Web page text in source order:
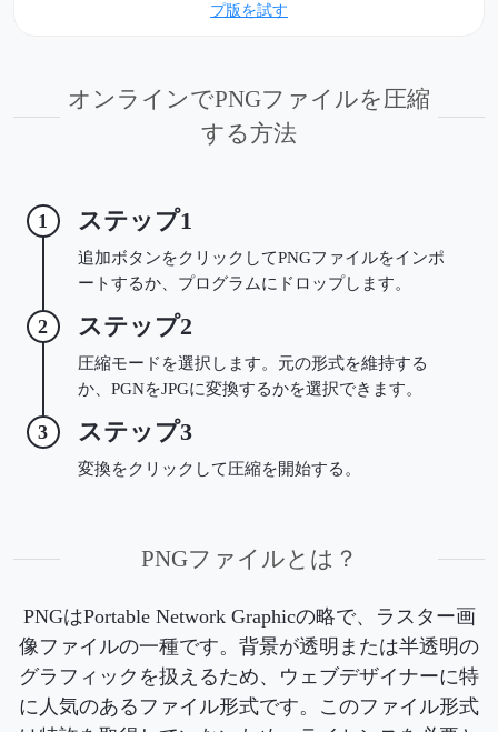
プ版を試す
オンラインでPNGファイルを圧縮
する方法
1 ステップ1
追加ボタンをクリックしてPNGファイルをインポ
ートするか、プログラムにドロップします。
2 ステップ2
圧縮モードを選択します。元の形式を維持する
か、PGNをJPGに変換するかを選択できます。
3 ステップ3
変換をクリックして圧縮を開始する。
PNGファイルとは？
PNGはPortable Network Graphicの略で、ラスター画
像ファイルの一種です。背景が透明または半透明の
グラフィックを扱えるため、ウェブデザイナーに特
に人気のあるファイル形式です。このファイル形式